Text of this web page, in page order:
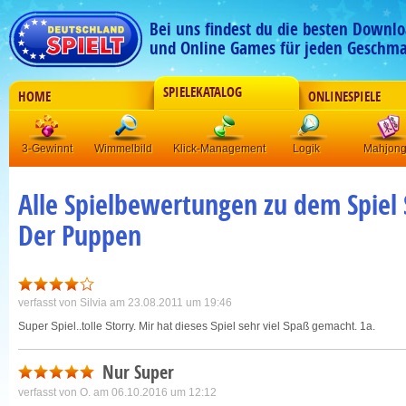
Bei uns findest du die besten
und Online Games für jeden
HOME SPIELEKATALOG ONLINESPIELE
3-Gewinnt Wimmelbild Klick-Management Logik Mahjong
Alle Spielbewertungen zu dem Spiel
Der Puppen
verfasst von Silvia am 23.08.2011 um 19:46
Super Spiel..tolle Storry. Mir hat dieses Spiel sehr viel Spaß gemacht. 1a.
Nur Super
verfasst von O. am 06.10.2016 um 12:12